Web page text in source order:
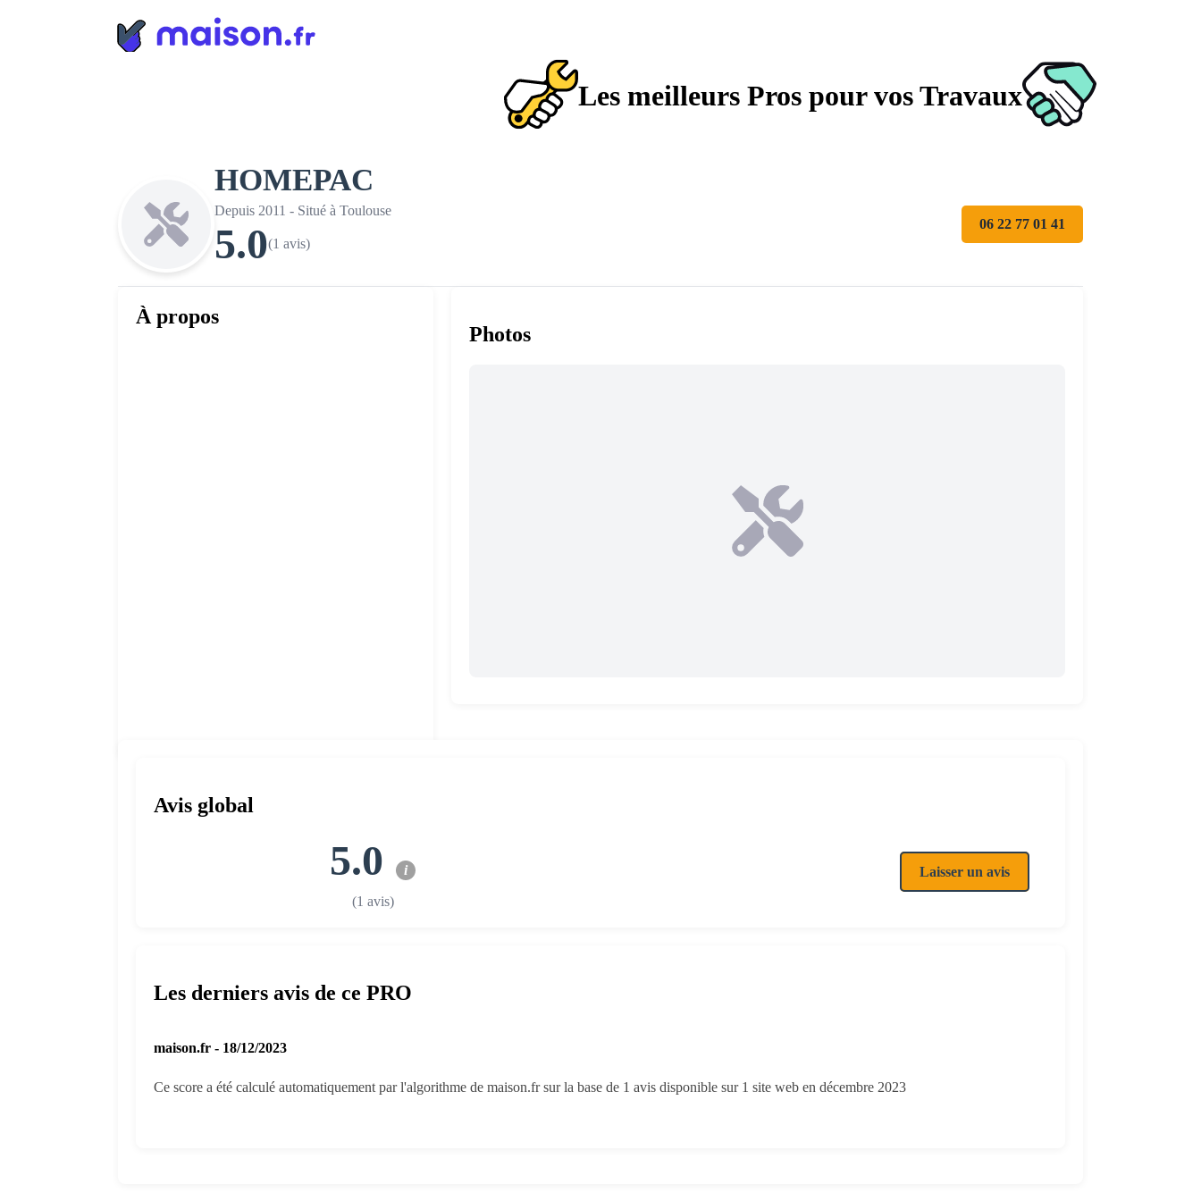
Les meilleurs Pros pour vos Travaux
HOMEPAC
Depuis 2011 - Situé à Toulouse
5.0(1 avis)
06 22 77 01 41
À propos
Avis global
5.0 i
(1 avis)
Laisser un avis
Les derniers avis de ce PRO
maison.fr - 18/12/2023
Ce score a été calculé automatiquement par l'algorithme de maison.fr sur la base de 1 avis disponible sur 1 site web en décembre 2023
Photos